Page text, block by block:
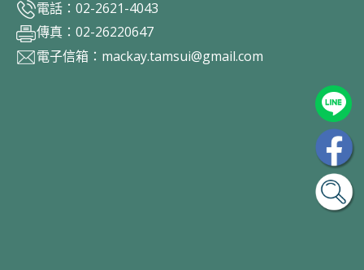
電話：02-2621-4043
傳真：02-26220647
電子信箱： mackay.tamsui@gmail.com